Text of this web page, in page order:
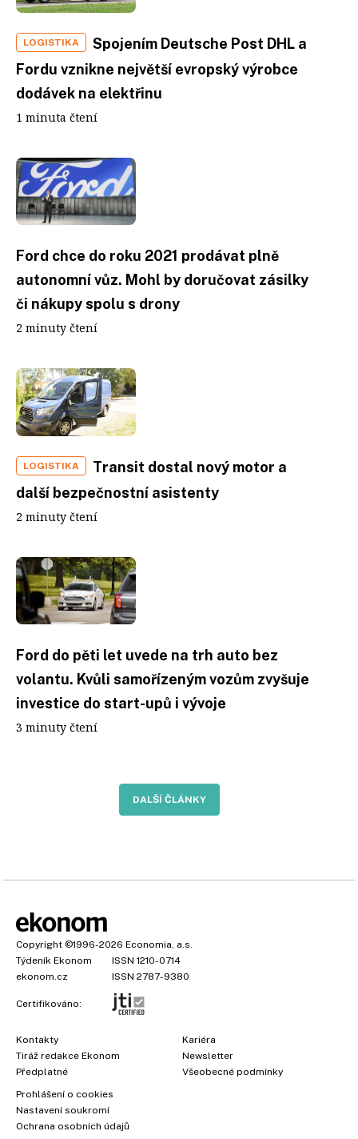
LOGISTIKA
Spojením Deutsche Post DHL a
Fordu vznikne největší evropský výrobce
dodávek na elektřinu
1 minuta čtení
Ford chce do roku 2021 prodávat plně
autonomní vůz. Mohl by doručovat zásilky
či nákupy spolu s drony
2 minuty čtení
LOGISTIKA
Transit dostal nový motor a
další bezpečnostní asistenty
2 minuty čtení
Ford do pěti let uvede na trh auto bez
volantu. Kvůli samořízeným vozům zvyšuje
investice do start-upů i vývoje
3 minuty čtení
DALŠÍ ČLÁNKY
Copyright ©1996-2026 Economia, a.s.
Týdeník Ekonom
ISSN 1210-0714
ekonom.cz
ISSN 2787-9380
Certifikováno:
Kontakty
Tiráž redakce Ekonom
Předplatné
Kariéra
Newsletter
Všeobecné podmínky
Prohlášení o cookies
Nastavení soukromí
Ochrana osobních údajů